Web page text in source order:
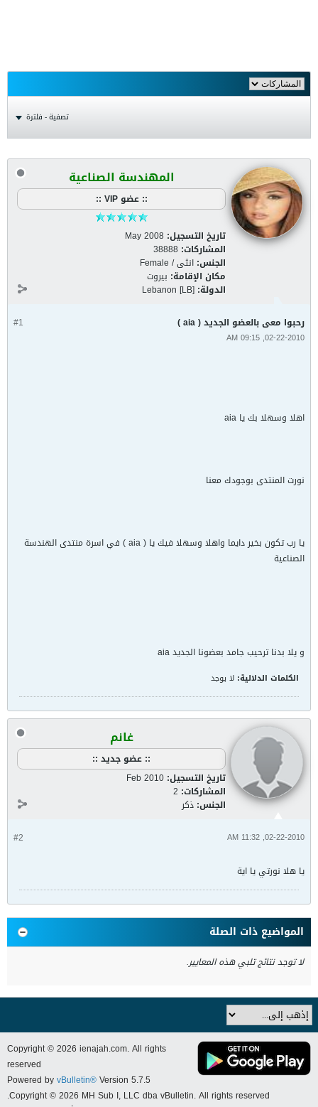
تصفية - فلترة
المهندسة الصناعية
:: عضو VIP ::
تاريخ التسجيل: May 2008
المشاركات: 38888
الجنس: انثى / Female
مكان الإقامة: بيروت
الدولة: Lebanon [LB]
#1 رحبوا معى بالعضو الجديد ( aia )
02-22-2010, 09:15 AM
اهلا وسهلا بك يا aia
نورت المنتدى بوجودك معنا
يا رب تكون بخير دايما واهلا وسهلا فيك يا ( aia ) في اسرة منتدى الهندسة
الصناعية
و يلا بدنا ترحيب جامد بعضونا الجديد aia
الكلمات الدلالية: لا يوجد
غانم
:: عضو جديد ::
تاريخ التسجيل: Feb 2010
المشاركات: 2
الجنس: ذكر
#2 02-22-2010, 11:32 AM
يا هلا نورتي يا اية
المواضيع ذات الصلة
لا توجد نتائج تلبي هذه المعايير.
Copyright © 2026 ienajah.com. All rights
reserved
Powered byvBulletin®Version 5.7.5
Copyright © 2026 MH Sub I, LLC dba vBulletin. All rights reserved.